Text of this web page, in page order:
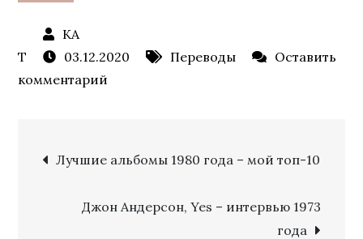
03.12.2020 Переводы
Оставить
комментарий
интервью
года
Навигация
по
Лучшие альбомы 1980 года – мой топ-10
Джон Андерсон, Yes – интервью 1973
года